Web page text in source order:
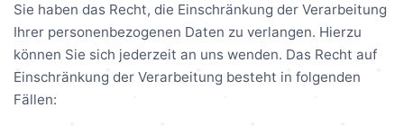
Sie haben das Recht, die Einschränkung der Verarbeitung
Ihrer personenbezogenen Daten zu verlangen. Hierzu
können Sie sich jederzeit an uns wenden. Das Recht auf
Einschränkung der Verarbeitung besteht in folgenden
Fällen: